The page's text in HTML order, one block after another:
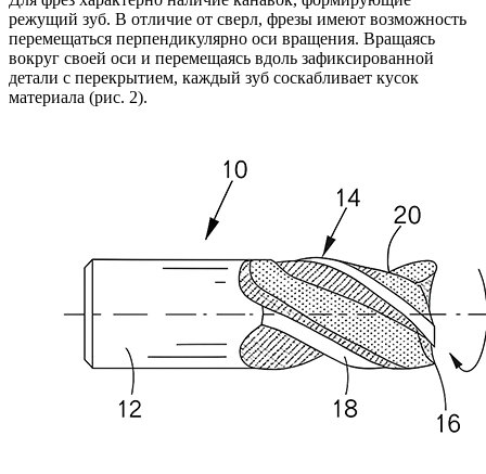
режущий зуб. В отличие от сверл, фрезы имеют возможность
перемещаться перпендикулярно оси вращения. Вращаясь
вокруг своей оси и перемещаясь вдоль зафиксированной
детали с перекрытием, каждый зуб соскабливает кусок
материала (рис. 2).